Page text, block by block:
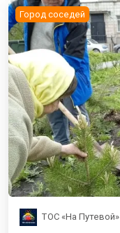
Город соседей
ТОС «На Путевой»